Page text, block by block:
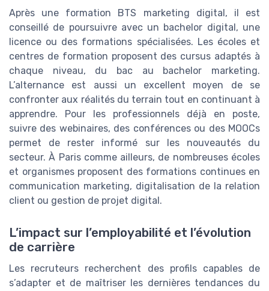
Après une formation BTS marketing digital, il est
conseillé de poursuivre avec un bachelor digital, une
licence ou des formations spécialisées. Les écoles et
centres de formation proposent des cursus adaptés à
chaque niveau, du bac au bachelor marketing.
L’alternance est aussi un excellent moyen de se
confronter aux réalités du terrain tout en continuant à
apprendre. Pour les professionnels déjà en poste,
suivre des webinaires, des conférences ou des MOOCs
permet de rester informé sur les nouveautés du
secteur. À Paris comme ailleurs, de nombreuses écoles
et organismes proposent des formations continues en
communication marketing, digitalisation de la relation
client ou gestion de projet digital.
L’impact sur l’employabilité et l’évolution
de carrière
Les recruteurs recherchent des profils capables de
s’adapter et de maîtriser les dernières tendances du